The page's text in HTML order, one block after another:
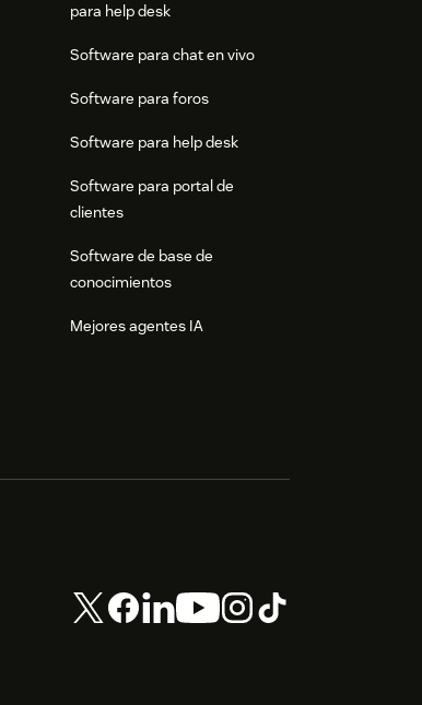
para help desk
Software para chat en vivo
Software para foros
Software para help desk
Software para portal de
clientes
Software de base de
conocimientos
Mejores agentes IA